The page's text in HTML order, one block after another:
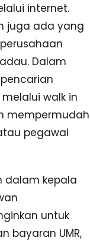
internet.
juga ada yang
Dalam
walk in
mempermudah
pegawai
dalam kepala
untuk
bayaran UMR,